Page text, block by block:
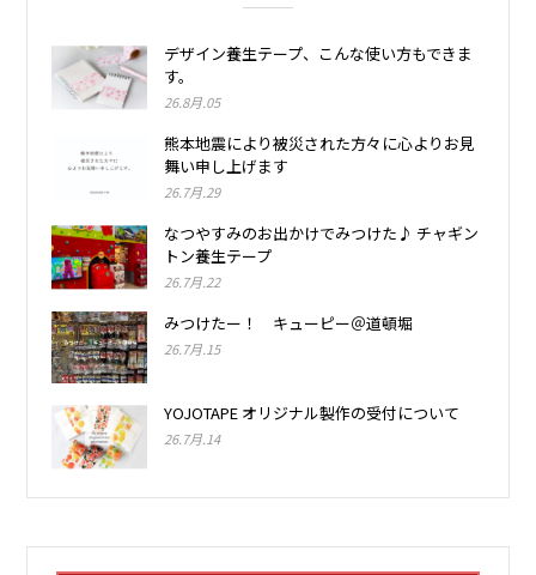
デザイン養生テープ、こんな使い方もできま
す。
26.8月.05
熊本地震により被災された方々に心よりお見
舞い申し上げます
26.7月.29
なつやすみのお出かけでみつけた♪ チャギン
トン養生テープ
26.7月.22
みつけたー！ キューピー＠道頓堀
26.7月.15
YOJOTAPE オリジナル製作の受付について
26.7月.14